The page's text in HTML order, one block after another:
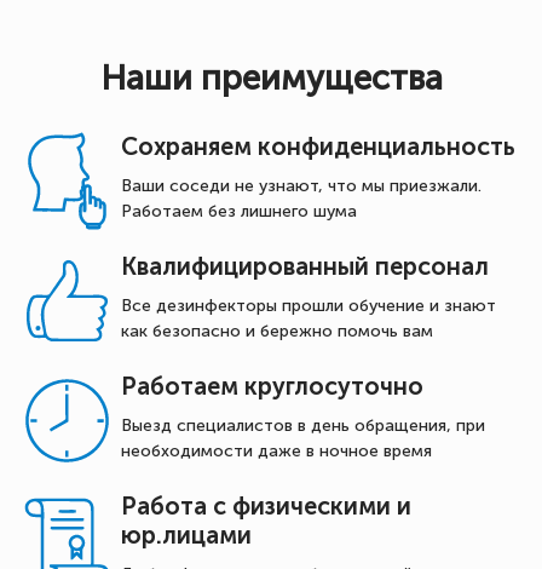
Наши преимущества
Сохраняем конфиденциальность
Ваши соседи не узнают, что мы приезжали.
Работаем без лишнего шума
Квалифицированный персонал
Все дезинфекторы прошли обучение и знают
как безопасно и бережно помочь вам
Работаем круглосуточно
Выезд специалистов в день обращения, при
необходимости даже в ночное время
Работа с физическими и
юр.лицами